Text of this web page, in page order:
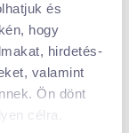
és
hogy
hirdetés-
valamint
Ön dönt
célra.
2025